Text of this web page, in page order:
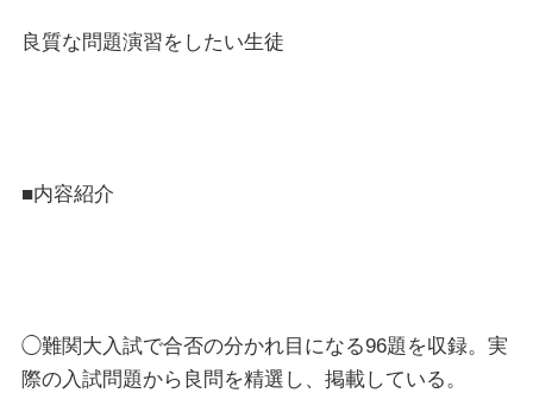
良質な問題演習をしたい生徒
■内容紹介
◯難関大入試で合否の分かれ目になる96題を収録。実
際の入試問題から良問を精選し、掲載している。